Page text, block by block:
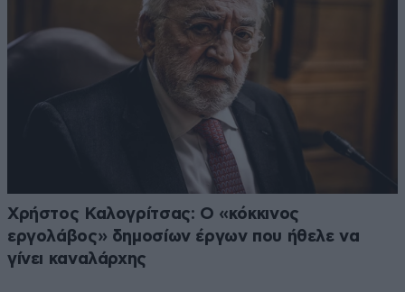
Χρήστος Καλογρίτσας: Ο «κόκκινος
εργολάβος» δημοσίων έργων που ήθελε να
γίνει καναλάρχης